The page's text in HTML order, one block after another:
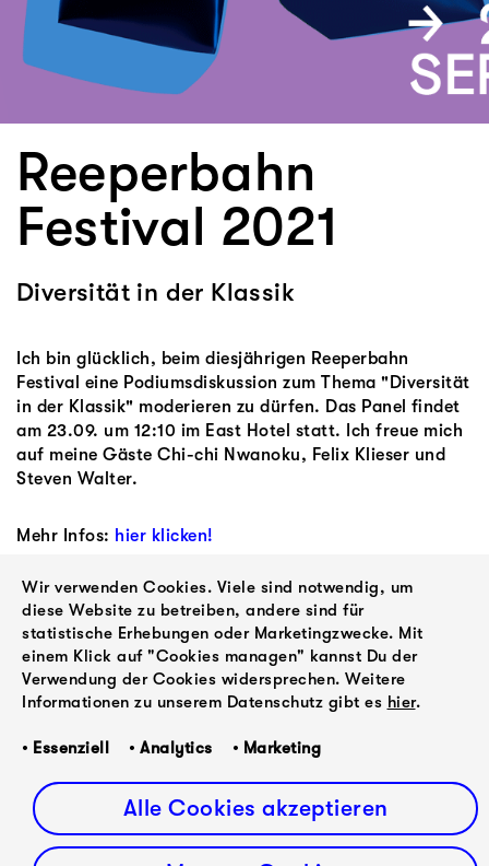
Reeperbahn
Festival 2021
Diversität in der Klassik
Ich bin glücklich, beim diesjährigen Reeperbahn
Festival eine Podiumsdiskussion zum Thema "Diversität
in der Klassik" moderieren zu dürfen. Das Panel findet
am 23.09. um 12:10 im East Hotel statt. Ich freue mich
auf meine Gäste Chi-chi Nwanoku, Felix Klieser und
Steven Walter.
Mehr Infos: hier klicken!
ZURÜCK
Abel
Selaocoe
VORWÄRTS
Malakoff
Kowalski in
Wir verwenden Cookies. Viele sind notwendig, um
diese Website zu betreiben, andere sind für
statistische Erhebungen oder Marketingzwecke. Mit
einem Klick auf "Cookies managen" kannst Du der
Verwendung der Cookies widersprechen. Weitere
Informationen zu unserem Datenschutz gibt es hier.
• Essenziell • Analytics • Marketing
Alle Cookies akzeptieren